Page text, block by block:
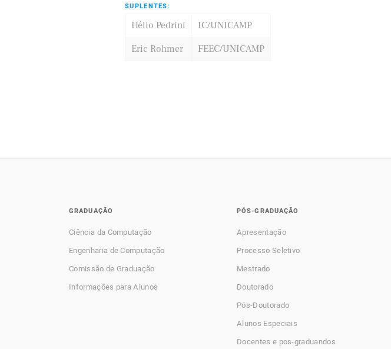
SUPLENTES:
Hélio Pedrini
IC/UNICAMP
Eric Rohmer
FEEC/UNICAMP
GRADUAÇÃO
Ciência da Computação
Engenharia de Computação
Comissão de Graduação
Informações para Alunos
PÓS-GRADUAÇÃO
Apresentação
Processo Seletivo
Mestrado
Doutorado
Pós-Doutorado
Alunos Especiais
Docentes e pos-graduandos